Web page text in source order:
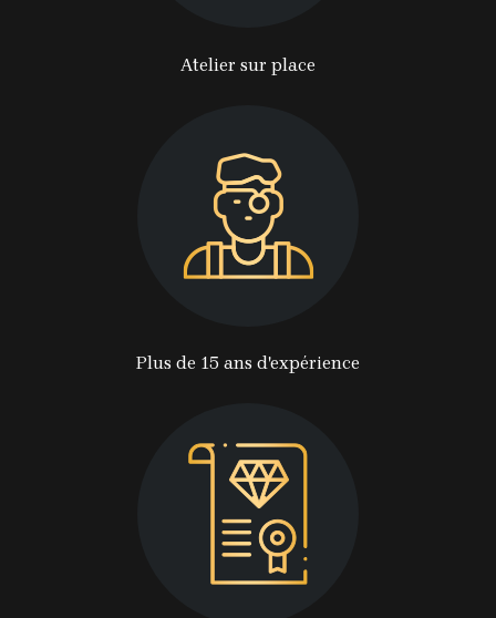
Atelier sur place
Plus de 15 ans d'expérience